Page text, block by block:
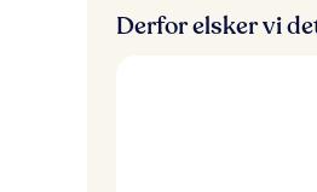
Derfor elsker vi